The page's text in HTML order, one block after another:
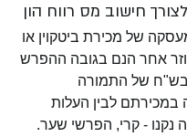
חישוב מס רווח הון
מעסקה של מכירת ביטקוין או
אחר הנם בגובה ההפרש
בש"ח של התמורה
לבין העלות
- קרי, הפרשי שער.